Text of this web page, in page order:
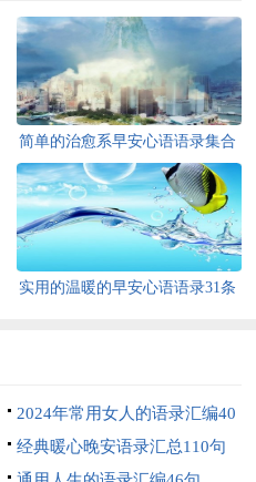
简单的治愈系早安心语语录集合
46句
实用的温暖的早安心语语录31条
2024年常用女人的语录汇编40
句经典暖心晚安语录汇总110句